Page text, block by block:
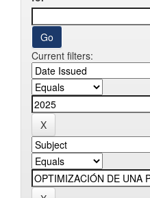
Current filters: